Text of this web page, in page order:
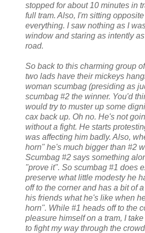
stopped for about 10 minutes in
full tram. Also, I'm sitting
everything. I saw nothing as I
window and staring as intently
road.
So back to this charming group
two lads have their mickeys
woman scumbag (presiding as
scumbag #2 the winner. You'd
would try to muster up some
cax back up. Oh no. He's not
without a fight. He starts
was affecting him badly. Also,
horn" he's much bigger than #2
Scumbag #2 says something
"prove it". So scumbag #1 does
preserve what little modesty he
off to the corner and has a bit of
his friends what he's like when
horn". While #1 heads off to the
pleasure himself on a tram, I
to fight my way through the